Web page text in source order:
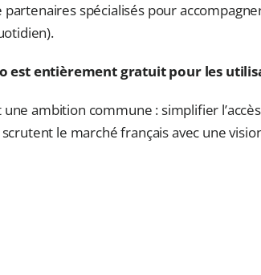
spécialisés pour
est entièrement gratuit pour les
ambition commune : simplifier
le marché français avec une